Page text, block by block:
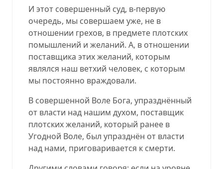
И этот совершенный суд, в-первую
очередь, мы совершаем уже, не в
отношении грехов, в предмете плотских
помышлений и желаний. А, в отношении
поставщика этих желаний, которым
являлся наш ветхий человек, с которым
мы постоянно враждовали.
В совершенной Воле Бога, упразднённый
от власти над нашим духом, поставщик
плотских желаний, который ранее в
Угодной Воле, был упразднён от власти
над нами, приговаривается к смерти.